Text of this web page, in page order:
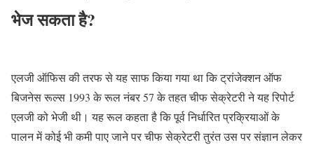
भेज सकता है?
एलजी ऑफिस की तरफ से यह साफ किया गया था कि ट्रांजेक्शन ऑफ
बिजनेस रूल्स 1993 के रूल नंबर 57 के तहत चीफ सेक्रेटरी ने यह रिपोर्ट
एलजी को भेजी थी। यह रूल कहता है कि पूर्व निर्धारित प्रक्रियाओं के
पालन में कोई भी कमी पाए जाने पर चीफ सेक्रेटरी तुरंत उस पर संज्ञान लेकर